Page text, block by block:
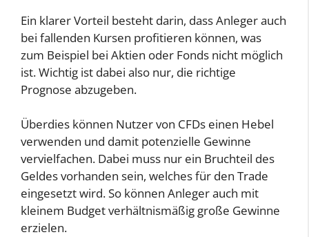
Ein klarer Vorteil besteht darin, dass Anleger auch
bei fallenden Kursen profitieren können, was
zum Beispiel bei Aktien oder Fonds nicht möglich
ist. Wichtig ist dabei also nur, die richtige
Prognose abzugeben.
Überdies können Nutzer von CFDs einen Hebel
verwenden und damit potenzielle Gewinne
vervielfachen. Dabei muss nur ein Bruchteil des
Geldes vorhanden sein, welches für den Trade
eingesetzt wird. So können Anleger auch mit
kleinem Budget verhältnismäßig große Gewinne
erzielen.